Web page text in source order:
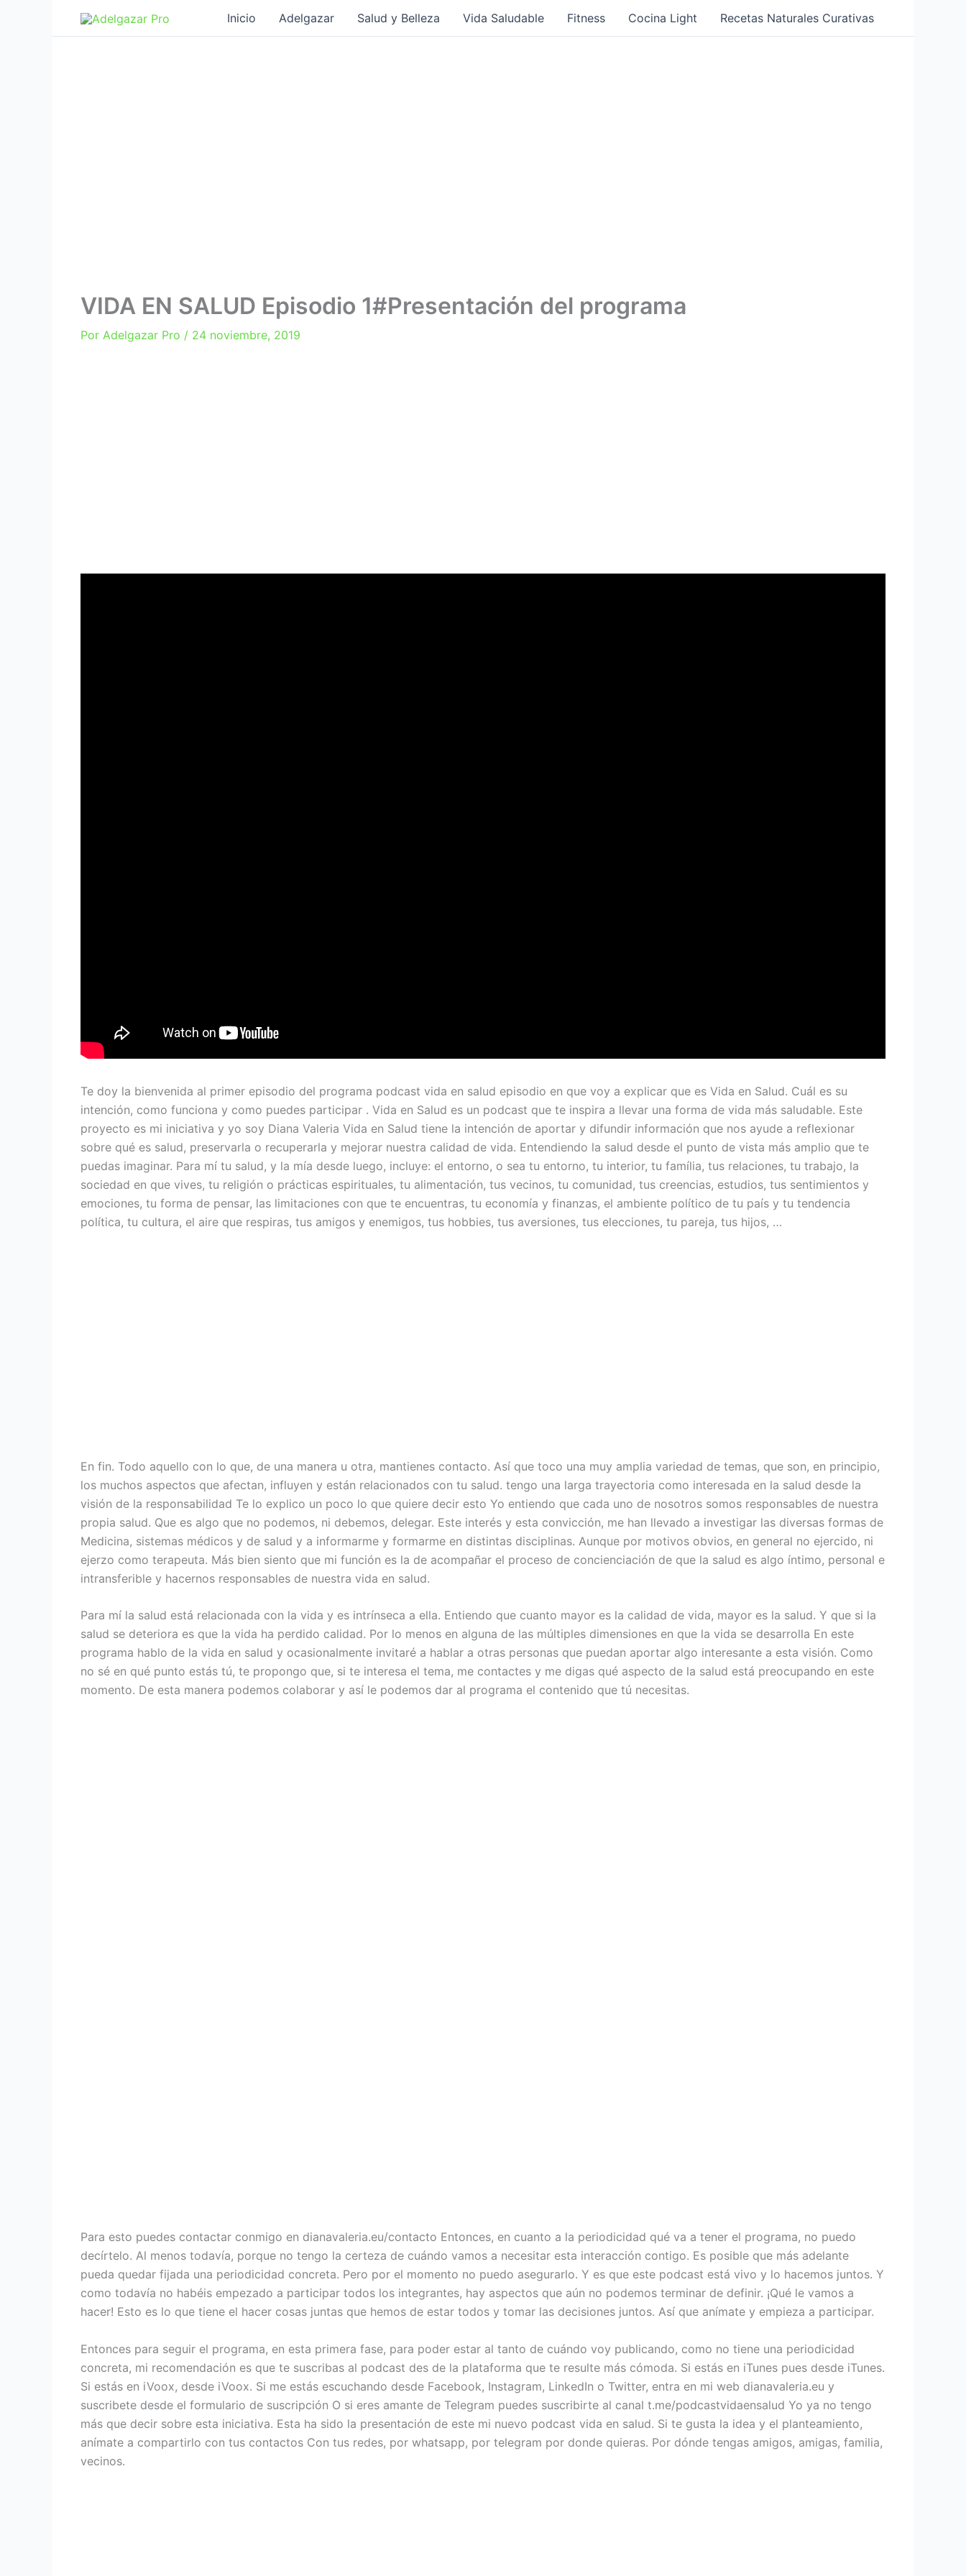
Inicio Adelgazar Salud y Belleza Vida Saludable Fitness Cocina Light Recetas Naturales Curativas
VIDA EN SALUD Episodio 1#Presentación del programa
Por Adelgazar Pro / 24 noviembre, 2019
Te doy la bienvenida al primer episodio del programa podcast vida en salud episodio en que voy a explicar que es Vida en Salud. Cuál es su
intención, como funciona y como puedes participar . Vida en Salud es un podcast que te inspira a llevar una forma de vida más saludable. Este
proyecto es mi iniciativa y yo soy Diana Valeria Vida en Salud tiene la intención de aportar y difundir información que nos ayude a reflexionar
sobre qué es salud, preservarla o recuperarla y mejorar nuestra calidad de vida. Entendiendo la salud desde el punto de vista más amplio que te
puedas imaginar. Para mí tu salud, y la mía desde luego, incluye: el entorno, o sea tu entorno, tu interior, tu família, tus relaciones, tu trabajo, la
sociedad en que vives, tu religión o prácticas espirituales, tu alimentación, tus vecinos, tu comunidad, tus creencias, estudios, tus sentimientos y
emociones, tu forma de pensar, las limitaciones con que te encuentras, tu economía y finanzas, el ambiente político de tu país y tu tendencia
política, tu cultura, el aire que respiras, tus amigos y enemigos, tus hobbies, tus aversiones, tus elecciones, tu pareja, tus hijos, …
En fin. Todo aquello con lo que, de una manera u otra, mantienes contacto. Así que toco una muy amplia variedad de temas, que son, en principio,
los muchos aspectos que afectan, influyen y están relacionados con tu salud. tengo una larga trayectoria como interesada en la salud desde la
visión de la responsabilidad Te lo explico un poco lo que quiere decir esto Yo entiendo que cada uno de nosotros somos responsables de nuestra
propia salud. Que es algo que no podemos, ni debemos, delegar. Este interés y esta convicción, me han llevado a investigar las diversas formas de
Medicina, sistemas médicos y de salud y a informarme y formarme en distintas disciplinas. Aunque por motivos obvios, en general no ejercido, ni
ejerzo como terapeuta. Más bien siento que mi función es la de acompañar el proceso de concienciación de que la salud es algo íntimo, personal e
intransferible y hacernos responsables de nuestra vida en salud.
Para mí la salud está relacionada con la vida y es intrínseca a ella. Entiendo que cuanto mayor es la calidad de vida, mayor es la salud. Y que si la
salud se deteriora es que la vida ha perdido calidad. Por lo menos en alguna de las múltiples dimensiones en que la vida se desarrolla En este
programa hablo de la vida en salud y ocasionalmente invitaré a hablar a otras personas que puedan aportar algo interesante a esta visión. Como
no sé en qué punto estás tú, te propongo que, si te interesa el tema, me contactes y me digas qué aspecto de la salud está preocupando en este
momento. De esta manera podemos colaborar y así le podemos dar al programa el contenido que tú necesitas.
Para esto puedes contactar conmigo en dianavaleria.eu/contacto Entonces, en cuanto a la periodicidad qué va a tener el programa, no puedo
decírtelo. Al menos todavía, porque no tengo la certeza de cuándo vamos a necesitar esta interacción contigo. Es posible que más adelante
pueda quedar fijada una periodicidad concreta. Pero por el momento no puedo asegurarlo. Y es que este podcast está vivo y lo hacemos juntos. Y
como todavía no habéis empezado a participar todos los integrantes, hay aspectos que aún no podemos terminar de definir. ¡Qué le vamos a
hacer! Esto es lo que tiene el hacer cosas juntas que hemos de estar todos y tomar las decisiones juntos. Así que anímate y empieza a participar.
Entonces para seguir el programa, en esta primera fase, para poder estar al tanto de cuándo voy publicando, como no tiene una periodicidad
concreta, mi recomendación es que te suscribas al podcast des de la plataforma que te resulte más cómoda. Si estás en iTunes pues desde iTunes.
Si estás en iVoox, desde iVoox. Si me estás escuchando desde Facebook, Instagram, LinkedIn o Twitter, entra en mi web dianavaleria.eu y
suscribete desde el formulario de suscripción O si eres amante de Telegram puedes suscribirte al canal t.me/podcastvidaensalud Yo ya no tengo
más que decir sobre esta iniciativa. Esta ha sido la presentación de este mi nuevo podcast vida en salud. Si te gusta la idea y el planteamiento,
anímate a compartirlo con tus contactos Con tus redes, por whatsapp, por telegram por donde quieras. Por dónde tengas amigos, amigas, familia,
vecinos.